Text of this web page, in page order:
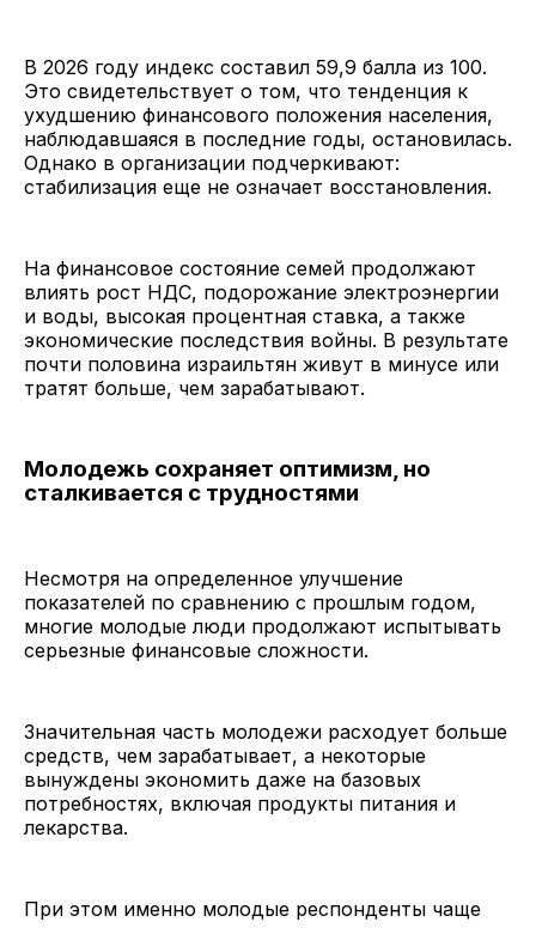
В 2026 году индекс составил 59,9 балла из 100.
Это свидетельствует о том, что тенденция к
ухудшению финансового положения населения,
наблюдавшаяся в последние годы, остановилась.
Однако в организации подчеркивают:
стабилизация еще не означает восстановления.
На финансовое состояние семей продолжают
влиять рост НДС, подорожание электроэнергии
и воды, высокая процентная ставка, а также
экономические последствия войны. В результате
почти половина израильтян живут в минусе или
тратят больше, чем зарабатывают.
Молодежь сохраняет оптимизм, но
сталкивается с трудностями
Несмотря на определенное улучшение
показателей по сравнению с прошлым годом,
многие молодые люди продолжают испытывать
серьезные финансовые сложности.
Значительная часть молодежи расходует больше
средств, чем зарабатывает, а некоторые
вынуждены экономить даже на базовых
потребностях, включая продукты питания и
лекарства.
При этом именно молодые респонденты чаще